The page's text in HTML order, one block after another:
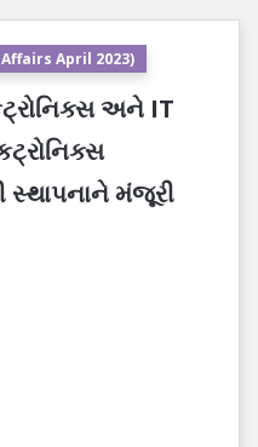
April 2023)
અને IT
મંજૂરી